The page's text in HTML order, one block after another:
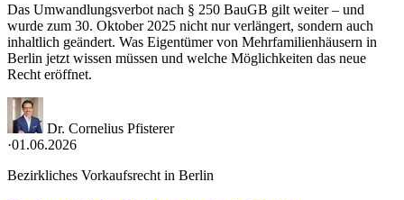
Das Umwandlungsverbot nach § 250 BauGB gilt weiter – und
wurde zum 30. Oktober 2025 nicht nur verlängert, sondern auch
inhaltlich geändert. Was Eigentümer von Mehrfamilienhäusern in
Berlin jetzt wissen müssen und welche Möglichkeiten das neue
Recht eröffnet.
Dr. Cornelius Pfisterer
·01.06.2026
Bezirkliches Vorkaufsrecht in Berlin